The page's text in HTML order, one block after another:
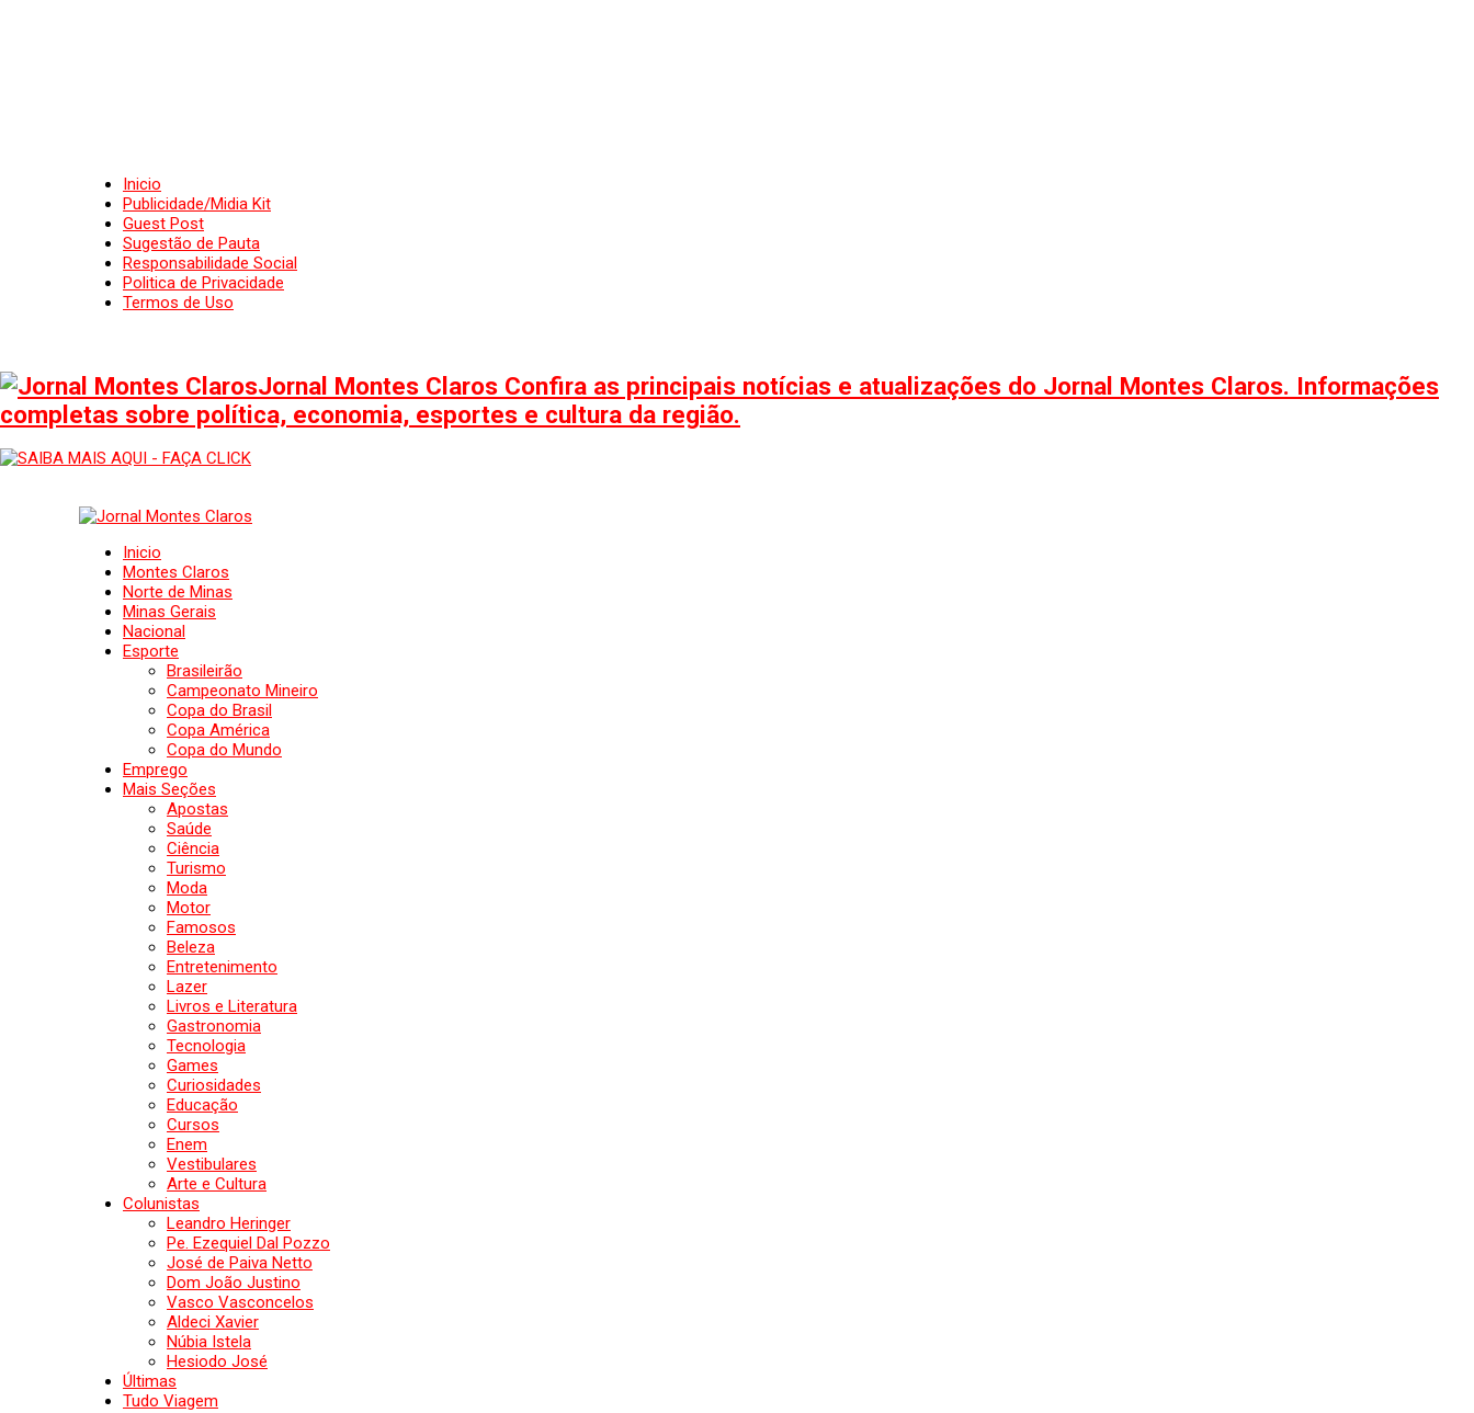
Inicio
Publicidade/Midia Kit
Guest Post
Sugestão de Pauta
Responsabilidade Social
Politica de Privacidade
Termos de Uso
Jornal Montes Claros Confira as principais notícias e atualizações do Jornal Montes Claros. Informações
completas sobre política, economia, esportes e cultura da região.
Inicio
Montes Claros
Norte de Minas
Minas Gerais
Nacional
Esporte
Brasileirão
Campeonato Mineiro
Copa do Brasil
Copa América
Copa do Mundo
Emprego
Mais Seções
Apostas
Saúde
Ciência
Turismo
Moda
Motor
Famosos
Beleza
Entretenimento
Lazer
Livros e Literatura
Gastronomia
Tecnologia
Games
Curiosidades
Educação
Cursos
Enem
Vestibulares
Arte e Cultura
Colunistas
Leandro Heringer
Pe. Ezequiel Dal Pozzo
José de Paiva Netto
Dom João Justino
Vasco Vasconcelos
Aldeci Xavier
Núbia Istela
Hesiodo José
Últimas
Tudo Viagem